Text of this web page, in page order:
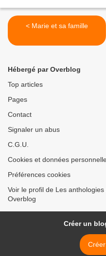
< Marie et sa famille
Hébergé par Overblog
Top articles
Pages
Contact
Signaler un abus
C.G.U.
Cookies et données
Préférences cookies
Voir le profil de Les
Overblog
Créer un